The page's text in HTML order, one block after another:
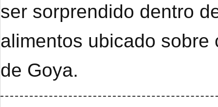
ser sorprendido dentro
alimentos ubicado
de Goya.